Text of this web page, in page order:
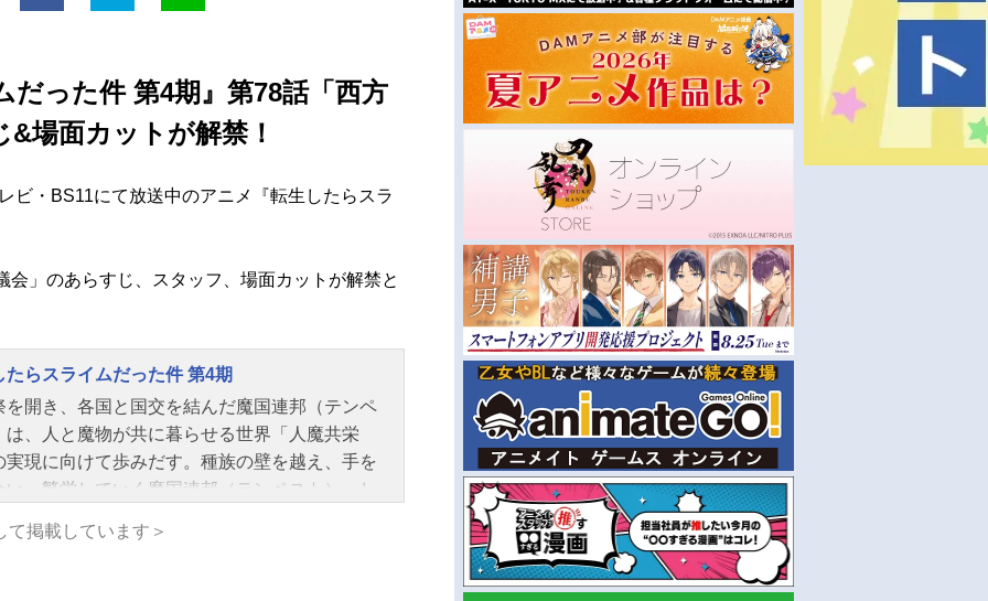
だった件 第4期』第78話「西方
場面カットが解禁！
ビ・BS11にて放送中のアニメ『転生したらスラ
会」のあらすじ、スタッフ、場面カットが解禁と
たらスライムだった件 第4期
を開き、各国と国交を結んだ魔国連邦（テンペ
は、人と魔物が共に暮らせる世界「人魔共栄
実現に向けて歩みだす。種族の壁を越え、手を
い、繁栄していく魔国連邦（テンペスト）。し
。シルトロッゾ王国五大老の長である元〝勇
掲載しています＞